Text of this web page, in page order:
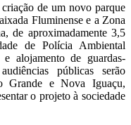
de um novo parque
Fluminense e a Zona
de aproximadamente 3,5
de Polícia Ambiental
alojamento de guardas-
públicas serão
Grande e Nova Iguaçu,
o projeto à sociedade